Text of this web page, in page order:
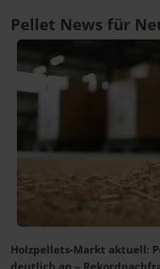
Pellet News für
Holzpellets-Markt aktuell: